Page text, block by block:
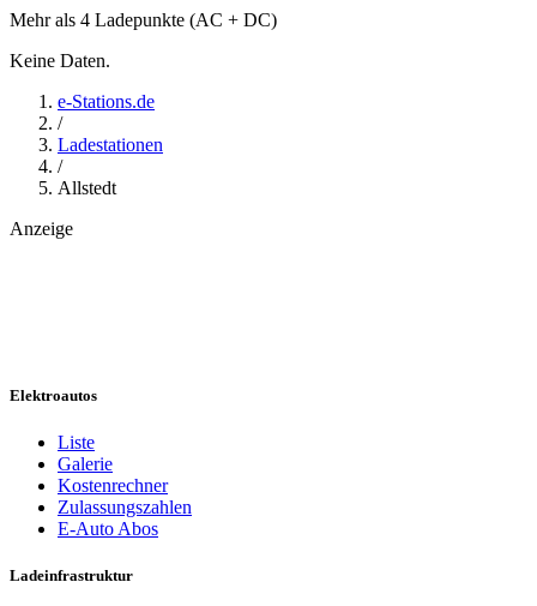
Mehr als 4 Ladepunkte (AC + DC)
Keine Daten.
e-Stations.de
/
Ladestationen
/
Allstedt
Anzeige
Elektroautos
Liste
Galerie
Kostenrechner
Zulassungszahlen
E-Auto Abos
Ladeinfrastruktur